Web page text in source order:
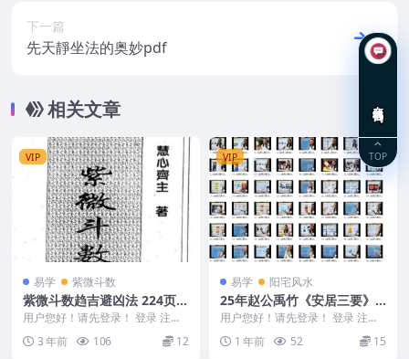
下一篇
先天靜坐法的奥妙pdf
相关文章
VIP
易学 紫微斗数
紫微斗数趋吉避凶法 224页
惠心斋主著
用户您好！请先登录！ 登录 注册
紫微斗数趋吉避凶法。224页。惠
心斋主著 Y2...
3 年前 106 12
VIP
易学 阳宅风水
25年赵公禹竹《安居三要》5
3集视频Y
用户您好！请先登录！ 登录 注册
25年赵公禹竹《安居三要》53集
视频Y 250...
1 年前 52 15
TOP